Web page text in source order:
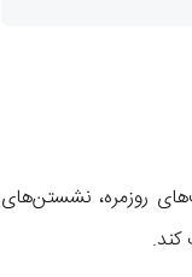
روزمره، نشستن‌های